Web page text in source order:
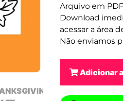
Arquivo em
Download
acessar a área
Não enviamos
Adicionar